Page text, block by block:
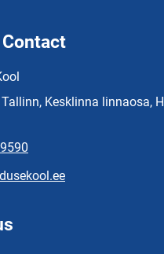
Kesklinna linnaosa,